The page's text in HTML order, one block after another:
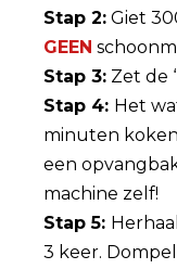
Stap 2: Giet
GEEN
Stap 3: Zet de
Stap 4: Het
minuten
een
machine zelf!
Stap 5:
3 keer.